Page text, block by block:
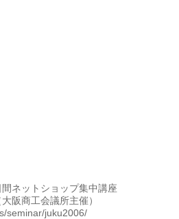
ネットショップ集中講座
阪商工会議所主催）
seminar/juku2006/